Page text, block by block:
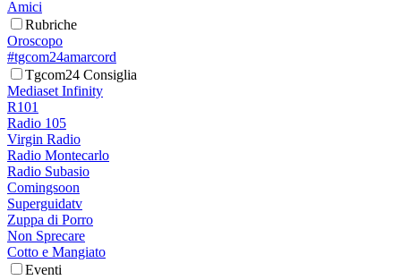
Amici
Rubriche
Oroscopo
#tgcom24amarcord
Tgcom24 Consiglia
Mediaset Infinity
R101
Radio 105
Virgin Radio
Radio Montecarlo
Radio Subasio
Comingsoon
Superguidatv
Zuppa di Porro
Non Sprecare
Cotto e Mangiato
Eventi